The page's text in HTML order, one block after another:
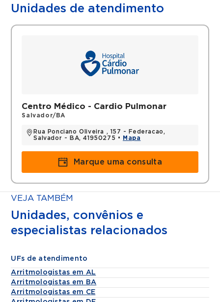
(2010)
Universidade de São Paulo de Ribeirão
Cardiologista pelo Instituto do Coração do
Hospital das Clínicas da Faculdade de
Medicina de São Paulo (INCOR - HCFMUSP)
Coração do Hospital das Clínicas da
Faculdade de Medicina de São Paulo
(INCOR - HCFMUSP).
Filiações
SOBRAC (Sociedade Brasileira de Crritmias
Cardíacas).
Histórico
Preceptor da Residência Médica de
desde 2017
Cardiologista e Arritmologista membro do
corpo clínico do Hospital Cardiopulmonar
da Bahia - Rede D'or
Unidades de atendimento
Centro Médico - Cardio Pulmonar
Salvador/BA
Rua Ponciano Oliveira , 157 - Federacao,
Salvador - BA, 41950275 •
Mapa
Marque uma consulta
VEJA TAMBÉM
Unidades, convênios e
especialistas relacionados
UFs de atendimento
Arritmologistas em AL
Arritmologistas em BA
Arritmologistas em CE